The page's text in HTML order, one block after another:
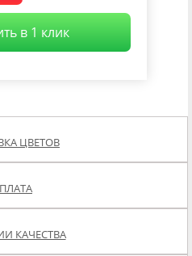
в 1 клик
ЦВЕТОВ
КАЧЕСТВА